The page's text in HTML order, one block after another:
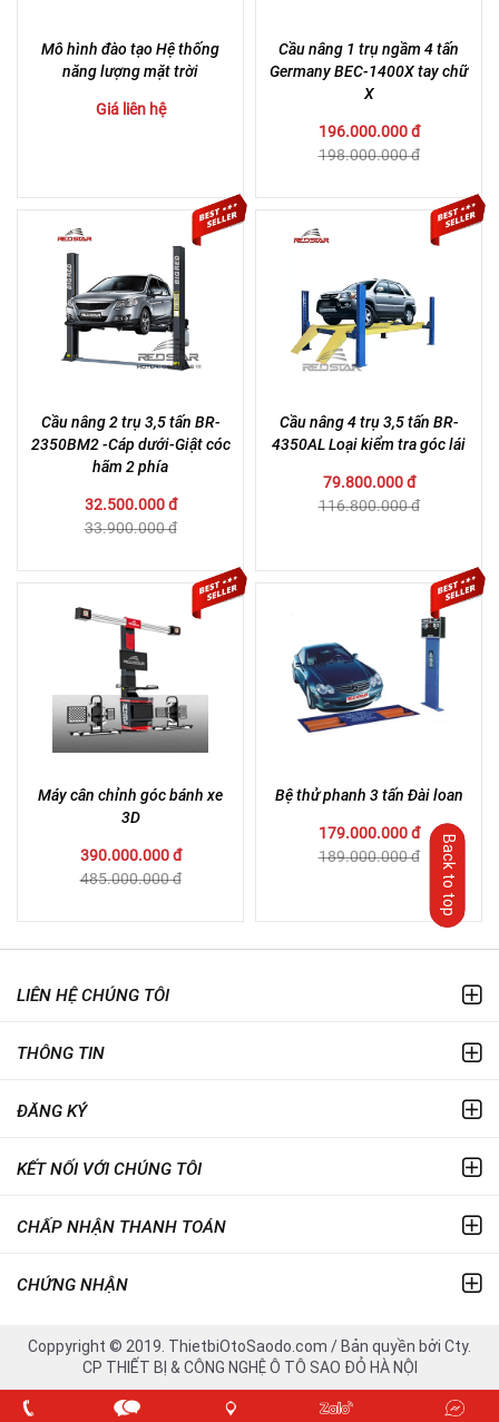
Mô hình đào tạo Hệ thống
năng lượng mặt trời
Giá liên hệ
Cầu nâng 1 trụ ngầm 4 tấn
Germany BEC-1400X tay chữ
X
196.000.000 đ
198.000.000 đ
Cầu nâng 2 trụ 3,5 tấn BR-
2350BM2 -Cáp dưới-Giật cóc
hãm 2 phía
32.500.000 đ
33.900.000 đ
Cầu nâng 4 trụ 3,5 tấn BR-
4350AL Loại kiểm tra góc lái
79.800.000 đ
116.800.000 đ
Máy cân chỉnh góc bánh xe
3D
390.000.000 đ
485.000.000 đ
Bệ thử phanh 3 tấn Đài loan
179.000.000 đ
189.000.000 đ
LIÊN HỆ CHÚNG TÔI
THÔNG TIN
ĐĂNG KÝ
KẾT NỐI VỚI CHÚNG TÔI
CHẤP NHẬN THANH TOÁN
CHỨNG NHẬN
Coppyright © 2019. ThietbiOtoSaodo.com / Bản quyền bởi Cty.
CP THIẾT BỊ & CÔNG NGHỆ Ô TÔ SAO ĐỎ HÀ NỘI
Back to top